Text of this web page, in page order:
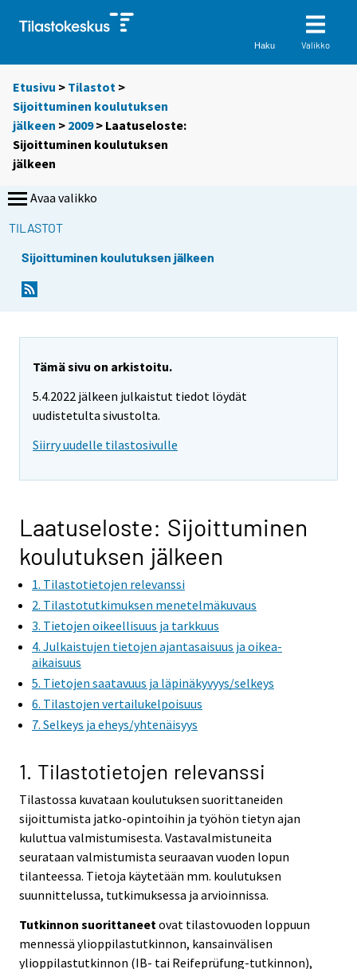
Haku Valikko
Etusivu > Tilastot >
Sijoittuminen koulutuksen
jälkeen > 2009> Laatuseloste:
Sijoittuminen koulutuksen
jälkeen
Avaa valikko
TILASTOT
Sijoittuminen koulutuksen jälkeen
Tämä sivu on arkistoitu.
5.4.2022 jälkeen julkaistut tiedot löydät
uudistetulta sivustolta.
Siirry uudelle tilastosivulle
Laatuseloste: Sijoittuminen
koulutuksen jälkeen
1. Tilastotietojen relevanssi
2. Tilastotutkimuksen menetelmäkuvaus
3. Tietojen oikeellisuus ja tarkkuus
4. Julkaistujen tietojen ajantasaisuus ja oikea-
aikaisuus
5. Tietojen saatavuus ja läpinäkyvyys/selkeys
6. Tilastojen vertailukelpoisuus
7. Selkeys ja eheys/yhtenäisyys
1. Tilastotietojen relevanssi
Tilastossa kuvataan koulutuksen suorittaneiden
sijoittumista jatko-opintoihin ja työhön tietyn ajan
kuluttua valmistumisesta. Vastavalmistuneita
seurataan valmistumista seuraavan vuoden lopun
tilanteessa. Tietoja käytetään mm. koulutuksen
suunnittelussa, tutkimuksessa ja arvioinnissa.
Tutkinnon suorittaneetovat tilastovuoden loppuun
mennessä ylioppilastutkinnon, kansainvälisen
ylioppilastutkinnon (IB- tai Reifeprüfung-tutkinnon),